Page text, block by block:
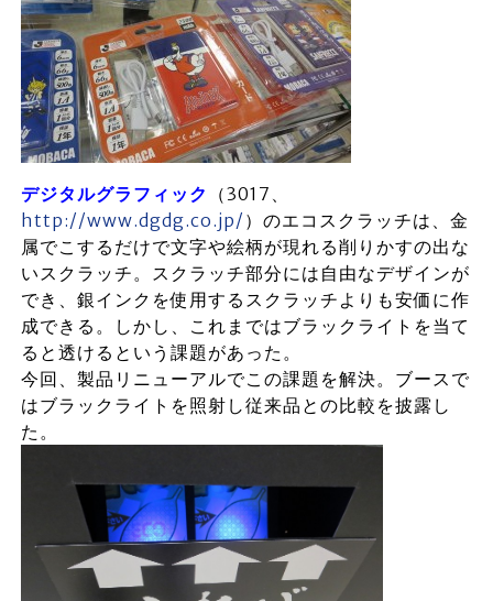
デジタルグラフィック
（3017、
http://www.dgdg.co.jp/ ）のエコスクラッチは、金
属でこするだけで文字や絵柄が現れる削りかすの出な
いスクラッチ。スクラッチ部分には自由なデザインが
でき、銀インクを使用するスクラッチよりも安価に作
成できる。しかし、これまではブラックライトを当て
ると透けるという課題があった。
今回、製品リニューアルでこの課題を解決。ブースで
はブラックライトを照射し従来品との比較を披露し
た。